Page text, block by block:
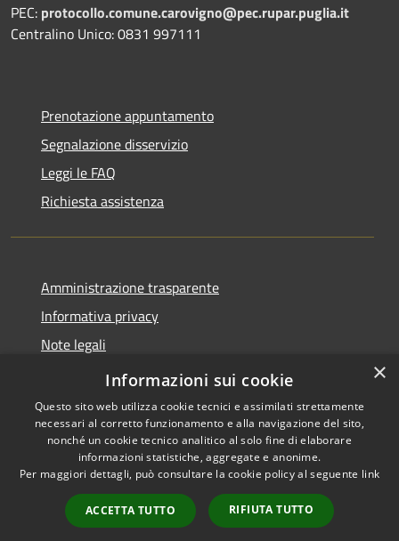
PEC: protocollo.comune.carovigno@pec.rupar.puglia.it
Centralino Unico: 0831 997111
Prenotazione appuntamento
Segnalazione disservizio
Leggi le FAQ
Richiesta assistenza
Amministrazione trasparente
Informativa privacy
Note legali
Dichiarazione di accessibilità
Accessibilità
Copyright © 2026 • Comune di
Carovigno • Powered by
Municipium•
Accesso
redazione
×
Informazioni sui cookie
Questo sito web utilizza cookie tecnici e assimilati strettamente
necessari al corretto funzionamento e alla navigazione del sito,
nonché un cookie tecnico analitico al solo fine di elaborare
informazioni statistiche, aggregate e anonime.
Per maggiori dettagli, può consultare la cookie policy al seguente link
ACCETTA TUTTO RIFIUTA TUTTO